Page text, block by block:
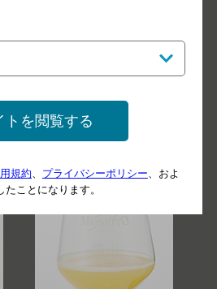
適量
冷凍マンゴー
トを閲覧する
規約 プライバシーポリシー 、およ
ことになります。